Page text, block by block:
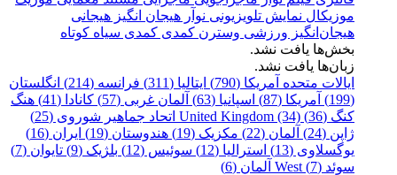
موزیکال نمایش تلویزیونی نوآر هیجان انگیز هیجانی
هیجان‌انگیز ورزشی وسترن کمدی کمدی سیاه کوتاه
بخش‌ها یافت نشد.
زبان‌ها یافت نشد.
ایالات متحده آمریکا (790)
ایتالیا (311) فرانسه (214)
انگلستان
(199)
آمریکا (87) اسپانیا (63) آلمان غربی (57) کانادا (41)
هنگ
کنگ (36)
United Kingdom (34) اتحاد جماهیر شوروی (25)
ژاپن (24)
آلمان (22) مکزیک (19) هندوستان (19)
ایران (16)
یوگسلاوی (13)
استرالیا (12) سوئیس (12) بلژیک (9)
تایوان (7)
سوئد (7)
West آلمان (6)